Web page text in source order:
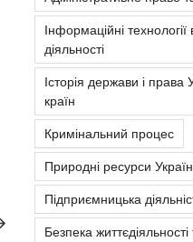
Інформаційні
діяльності
Історія держави і права
країн
Кримінальний процес
Природні ресурси
Підприємницька
Безпека